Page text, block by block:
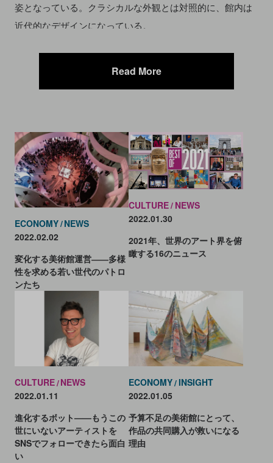
姿となっている。クラシカルな外観とは対照的に、館内は
近代的なデザインになっている。
ジュ・スーラ《サーカスの客寄せ》、ゴッホ《糸杉》、
ノワール《入浴する若い女性》、フェルメール《水差しを
持つ女》、尾形光琳《八橋図屏風》などがある。
美術館では常設展示のほか、特別展も数多く開催されてい
る。また、ミュージアムショップでは、所蔵作品をモチー
フにしたグッズや、美術館オリジナルのトートバッグなど
も販売されている。
メトロポリタン美術館は年間200万人以上が訪れる人気の観
光スポットであり、チケットは日時指定の事前予約制。オ
ンラインでの事前購入が可能だ。広大な館内には見どころ
がたくさんあり、じっくりと鑑賞するには数日を要すると
も言われているので、見たい作品を見逃さないよう事前に
Read More
ECONOMY NEWS
2022.02.02
変化する美術館運営――多様
性を求める若い世代のパトロ
ンたち
CULTURE NEWS
2022.01.30
2021年、世界のアート界を俯
瞰する16のニュース
CULTURE NEWS
2022.01.11
進化するボット——もうこの
世にいないアーティストを
SNSでフォローできたら面白
い
ECONOMY INSIGHT
2022.01.05
予算不足の美術館にとって、
作品の共同購入が救いになる
理由